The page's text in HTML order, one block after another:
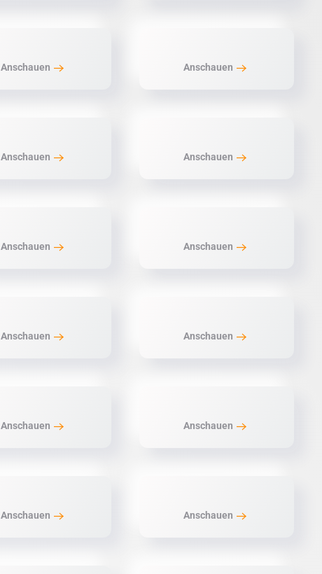
Anschauen Anschauen
Anschauen Anschauen
Anschauen Anschauen
Anschauen Anschauen
Anschauen Anschauen
Anschauen Anschauen